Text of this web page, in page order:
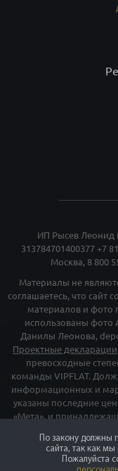
ИП Рысев Леонид
313784701400377 +7
Москва, 8 800
Материалы не
соглашаетесь, что сайт
материалов и фото
использованы фото
Данилы Леонова,
Проектные декларации
превосходные
команды VIPFLAT.
информационных и
указаны последние
«Мета», и
По закону должны
сайта, так как
Пожалуйста